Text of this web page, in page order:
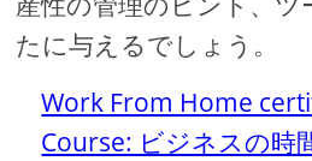
たに与えるでしょう。
Work From Home
Course: ビジネスの時